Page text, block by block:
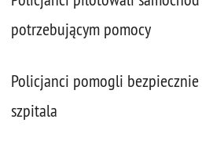
potrzebującym pomocy
Policjanci pomogli
szpitala